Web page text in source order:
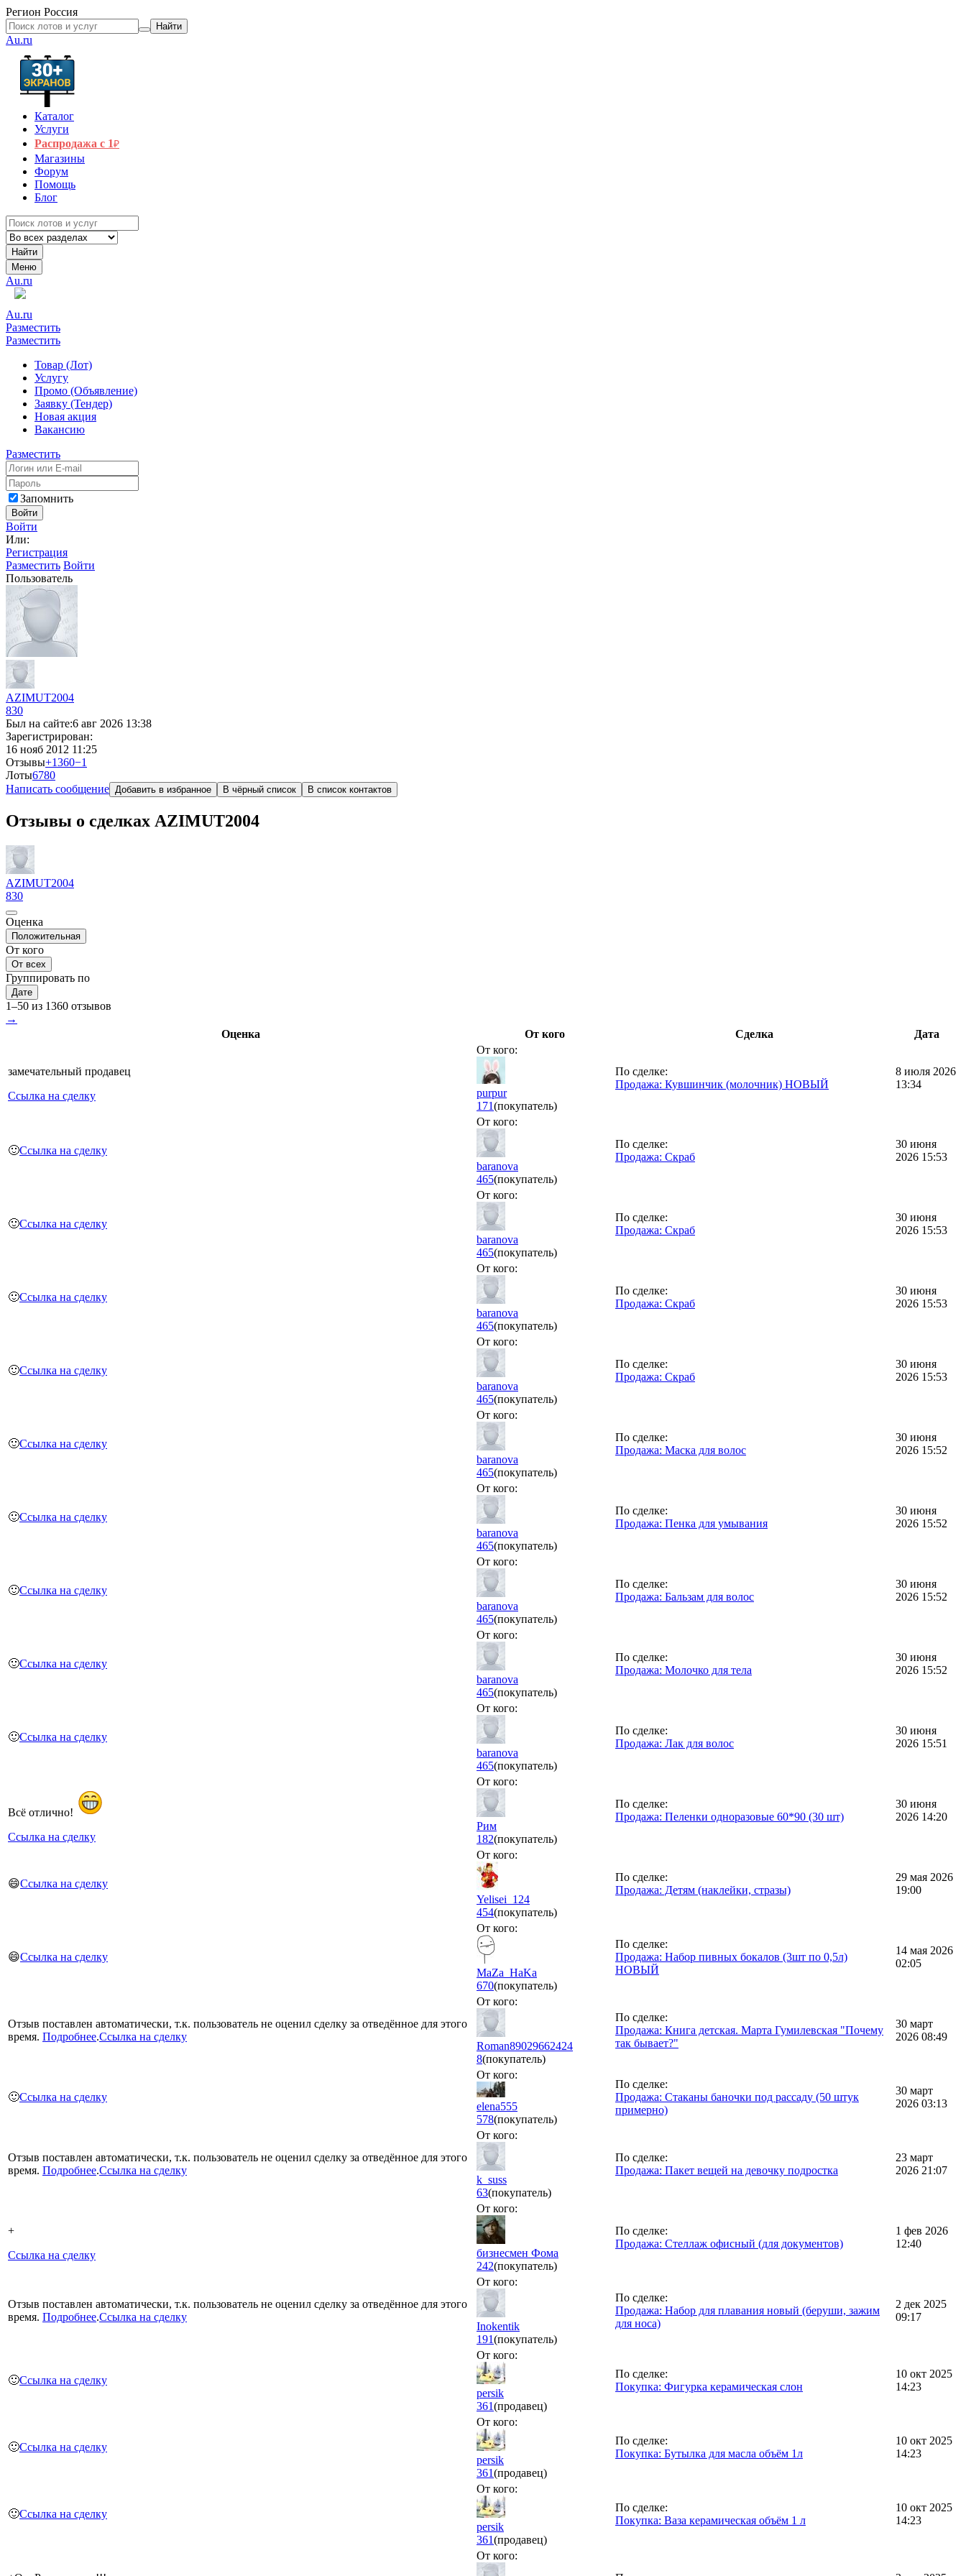
Регион Россия
Найти
Au.ru
Каталог
Услуги
Распродажа с 1₽
Магазины
Форум
Помощь
Блог
Найти
Меню
Au.ru
Au.ru
Разместить
Разместить
Товар (Лот)
Услугу
Промо (Объявление)
Заявку (Тендер)
Новая акция
Вакансию
Разместить
Запомнить
Войти
Войти
Или:
Регистрация
Разместить Войти
Пользователь
AZIMUT2004
830
Был на сайте:6 авг 2026 13:38
Зарегистрирован:
16 нояб 2012 11:25
Отзывы+1360−1
Лоты6780
Написать сообщение Добавить в избранное В чёрный список В список контактов
Отзывы о сделках AZIMUT2004
AZIMUT2004
830
Оценка
Положительная
От кого
От всех
Группировать по
Дате
1–50 из 1360 отзывов
→
Оценка
От кого Сделка Дата
замечательный продавец
Ссылка на сделку
От кого:
purpur
171(покупатель)
По сделке:
Продажа: Кувшинчик (молочник) НОВЫЙ
8 июля 2026
13:34
🙂Ссылка на сделку
От кого:
baranova
465(покупатель)
По сделке:
Продажа: Скраб
30 июня
2026 15:53
🙂Ссылка на сделку
От кого:
baranova
465(покупатель)
По сделке:
Продажа: Скраб
30 июня
2026 15:53
🙂Ссылка на сделку
От кого:
baranova
465(покупатель)
По сделке:
Продажа: Скраб
30 июня
2026 15:53
🙂Ссылка на сделку
От кого:
baranova
465(покупатель)
По сделке:
Продажа: Скраб
30 июня
2026 15:53
🙂Ссылка на сделку
От кого:
baranova
465(покупатель)
По сделке:
Продажа: Маска для волос
30 июня
2026 15:52
🙂Ссылка на сделку
От кого:
baranova
465(покупатель)
По сделке:
Продажа: Пенка для умывания
30 июня
2026 15:52
🙂Ссылка на сделку
От кого:
baranova
465(покупатель)
По сделке:
Продажа: Бальзам для волос
30 июня
2026 15:52
🙂Ссылка на сделку
От кого:
baranova
465(покупатель)
По сделке:
Продажа: Молочко для тела
30 июня
2026 15:52
🙂Ссылка на сделку
От кого:
baranova
465(покупатель)
По сделке:
Продажа: Лак для волос
30 июня
2026 15:51
Всё отлично!
Ссылка на сделку
От кого:
Рим
182(покупатель)
По сделке:
Продажа: Пеленки одноразовые 60*90 (30 шт)
30 июня
2026 14:20
😄Ссылка на сделку
От кого:
Yelisei_124
454(покупатель)
По сделке:
Продажа: Детям (наклейки, стразы)
29 мая 2026
19:00
😄Ссылка на сделку
От кого:
MaZa_HaKa
670(покупатель)
По сделке:
Продажа: Набор пивных бокалов (3шт по 0,5л)
НОВЫЙ
14 мая 2026
02:05
Отзыв поставлен автоматически, т.к. пользователь не оценил сделку за отведённое для этого
время. Подробнее.Ссылка на сделку
От кого:
Roman89029662424
8(покупатель)
По сделке:
Продажа: Книга детская. Марта Гумилевская "Почему
так бывает?"
30 март
2026 08:49
🙂Ссылка на сделку
От кого:
elena555
578(покупатель)
По сделке:
Продажа: Стаканы баночки под рассаду (50 штук
примерно)
30 март
2026 03:13
Отзыв поставлен автоматически, т.к. пользователь не оценил сделку за отведённое для этого
время. Подробнее.Ссылка на сделку
От кого:
k_suss
63(покупатель)
По сделке:
Продажа: Пакет вещей на девочку подростка
23 март
2026 21:07
+
Ссылка на сделку
От кого:
бизнесмен Фома
242(покупатель)
По сделке:
Продажа: Стеллаж офисный (для документов)
1 фев 2026
12:40
Отзыв поставлен автоматически, т.к. пользователь не оценил сделку за отведённое для этого
время. Подробнее.Ссылка на сделку
От кого:
Inokentik
191(покупатель)
По сделке:
Продажа: Набор для плавания новый (беруши, зажим
для носа)
2 дек 2025
09:17
🙂Ссылка на сделку
От кого:
persik
361(продавец)
По сделке:
Покупка: Фигурка керамическая слон
10 окт 2025
14:23
🙂Ссылка на сделку
От кого:
persik
361(продавец)
По сделке:
Покупка: Бутылка для масла объём 1л
10 окт 2025
14:23
🙂Ссылка на сделку
От кого:
persik
361(продавец)
По сделке:
Покупка: Ваза керамическая объём 1 л
10 окт 2025
14:23
От кого: